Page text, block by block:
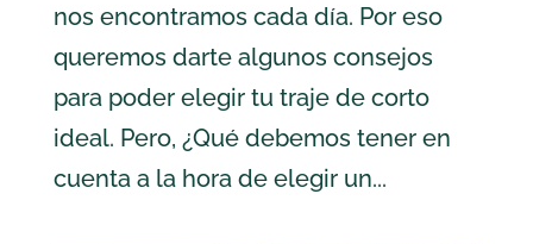
nos encontramos cada día. Por eso
queremos darte algunos consejos
para poder elegir tu traje de corto
ideal. Pero, ¿Qué debemos tener en
cuenta a la hora de elegir un...